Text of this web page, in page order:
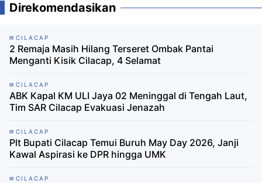
Direkomendasikan
CILACAP
2 Remaja Masih Hilang Terseret Ombak Pantai
Menganti Kisik Cilacap, 4 Selamat
CILACAP
ABK Kapal KM ULI Jaya 02 Meninggal di Tengah Laut,
Tim SAR Cilacap Evakuasi Jenazah
CILACAP
Plt Bupati Cilacap Temui Buruh May Day 2026, Janji
Kawal Aspirasi ke DPR hingga UMK
CILACAP